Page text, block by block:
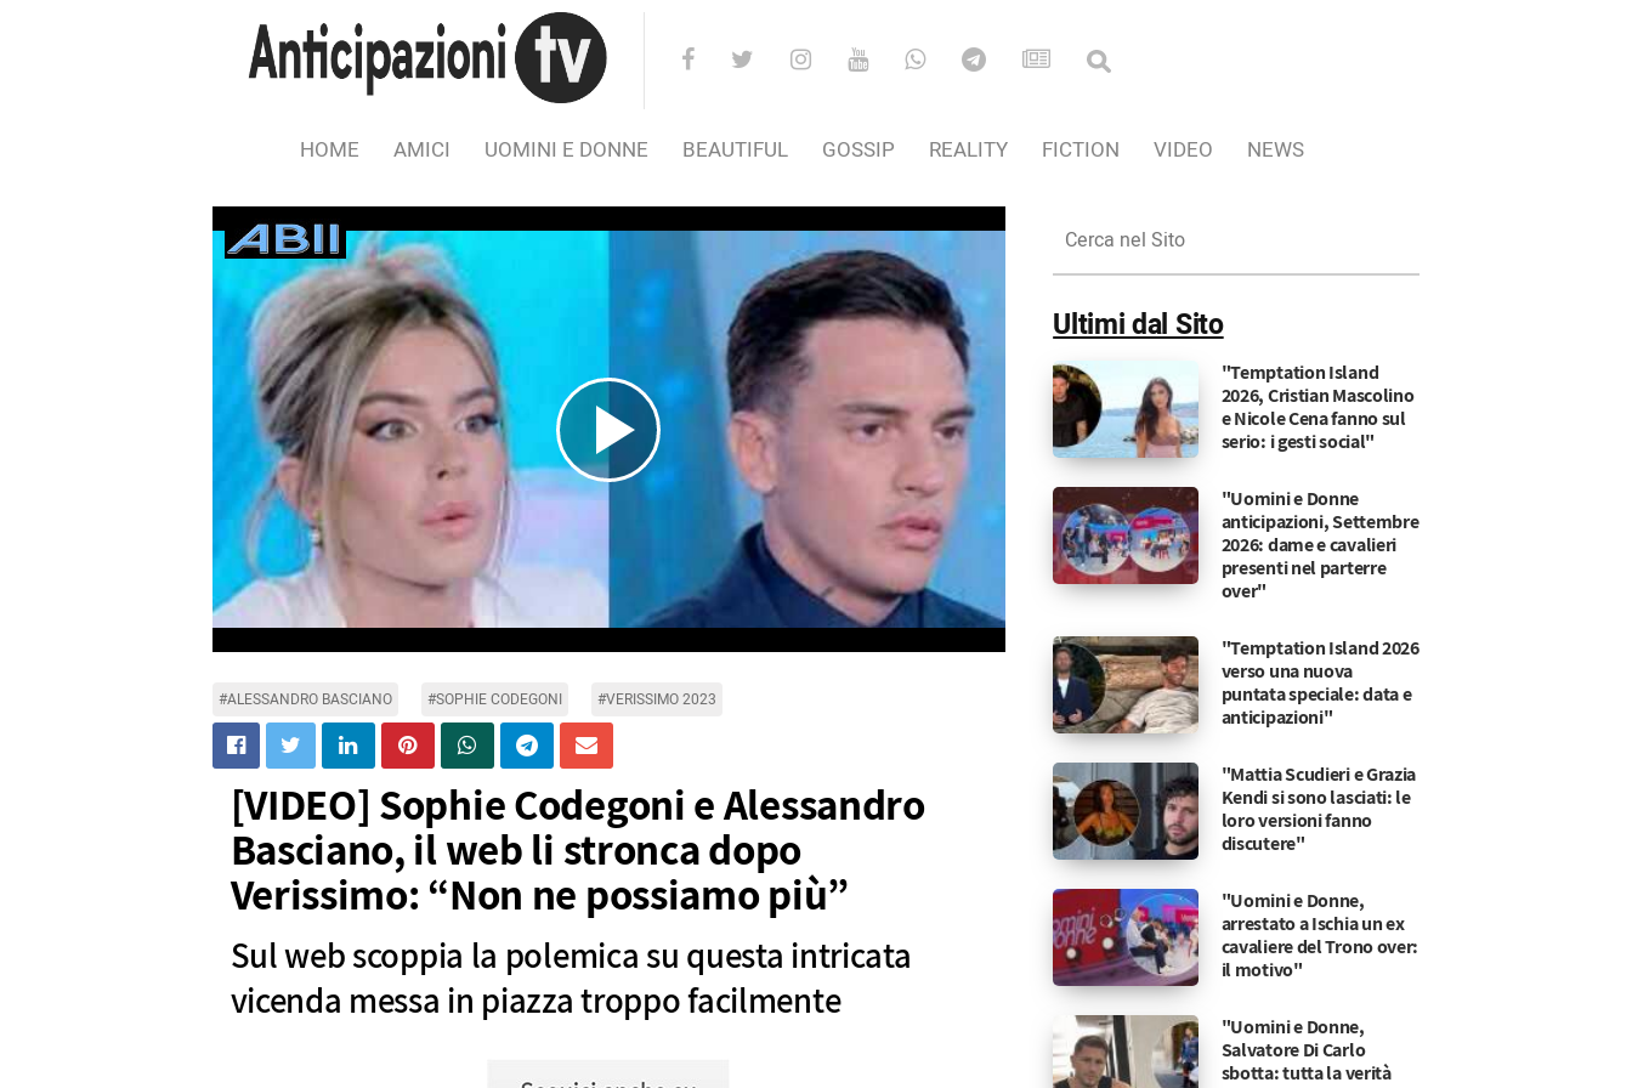
HOME AMICI UOMINI E DONNE BEAUTIFUL GOSSIP REALITY FICTION VIDEO NEWS
Video
#ALESSANDRO BASCIANO #SOPHIE CODEGONI #VERISSIMO 2023
[VIDEO] Sophie Codegoni e Alessandro
Basciano, il web li stronca dopo
Verissimo: “Non ne possiamo più”
Sul web scoppia la polemica su questa intricata
vicenda messa in piazza troppo facilmente
nel
Sito
Ultimi dal Sito
"Temptation Island
2026, Cristian Mascolino
e Nicole Cena fanno sul
serio: i gesti social"
"Uomini e Donne
anticipazioni, Settembre
2026: dame e cavalieri
presenti nel parterre
over"
"Temptation Island 2026
verso una nuova
puntata speciale: data e
anticipazioni"
"Mattia Scudieri e Grazia
Kendi si sono lasciati: le
loro versioni fanno
discutere"
"Uomini e Donne,
arrestato a Ischia un ex
cavaliere del Trono over:
il motivo"
"Uomini e Donne,
Salvatore Di Carlo
sbotta: tutta la verità